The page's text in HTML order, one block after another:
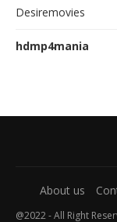
Desiremovies
hdmp4mania
About us
@2022 - All Right